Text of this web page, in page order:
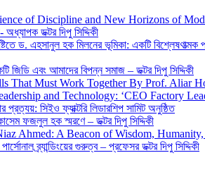
of Discipline and New Horizons of
ডক্টর দিপু সিদ্দিকী
ড. এহসানুল হক মিলনের ভূমিকা: একটি বিশ্লেষণাত্মক
জিডি এবং আমাদের বিপন্ন সমাজ – ডক্টর দিপু সিদ্দিকী
That Must Work Together By Prof. Aliar
and Technology: ‘CEO Factory
সিইও ফ্যাক্টরি লিডারশিপ সামিট অনুষ্ঠিত
ফজলুল হক স্মরণে – ডক্টর দিপু সিদ্দিকী
Ahmed: A Beacon of Wisdom,
ব্র্যান্ডিংয়ের গুরুত্ব – প্রফেসর ডক্টর দিপু সিদ্দিকী